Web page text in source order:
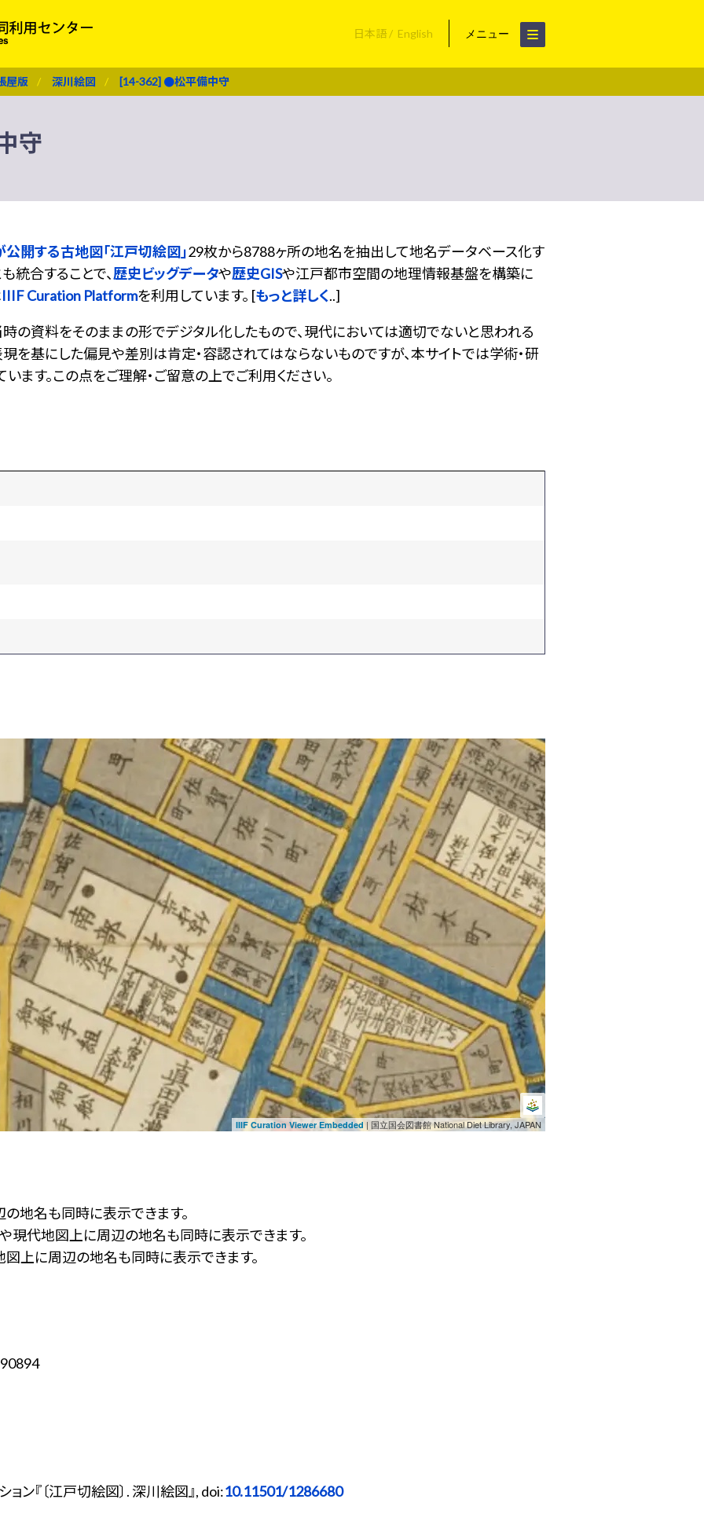
日本語 English メニュー
屋版 深川絵図 [14-362] ●松平備中守
守
開する古地図「江戸切絵図」29枚から8788ヶ所の地名を抽出して地名データベース化す
統合することで、歴史ビッグデータや歴史GISや江戸都市空間の地理情報基盤を構築に
IIIF Curation Platformを利用しています。 [もっと詳しく..]
の資料をそのままの形でデジタル化したもので、現代においては適切でないと思われる
を基にした偏見や差別は肯定・容認されてはならないものですが、本サイトでは学術・研
ます。この点をご理解・ご留意の上でご利用ください。
IIIF Curation Viewer Embedded | 国立国会図書館 National Diet Library, JAPAN
地名も同時に表示できます。
や現代地図上に周辺の地名も同時に表示できます。
図上に周辺の地名も同時に表示できます。
ン『〔江戸切絵図〕. 深川絵図』, doi:10.11501/1286680